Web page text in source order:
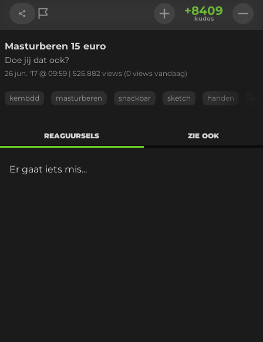
Link kopiëren
+8409
kudos
Masturberen 15 euro
Doe jij dat ook?
26 jun. '17 @ 09:59 | 526.882 views (0 views vandaag)
kembdd masturberen snackbar sketch handen
REAGUURSELS ZIE OOK
Er gaat iets mis...